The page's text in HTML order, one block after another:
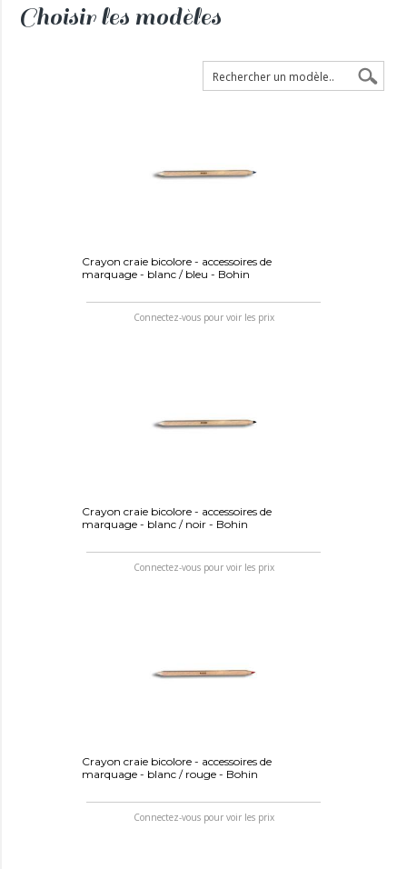
Choisir les modèles
Crayon craie bicolore - accessoires de
marquage - blanc / bleu - Bohin
Connectez-vous pour voir les prix
Crayon craie bicolore - accessoires de
marquage - blanc / noir - Bohin
Connectez-vous pour voir les prix
Crayon craie bicolore - accessoires de
marquage - blanc / rouge - Bohin
Connectez-vous pour voir les prix